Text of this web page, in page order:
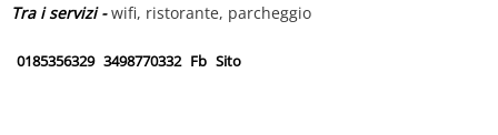
Tra i servizi -wifi, ristorante, parcheggio
0185356329 3498770332 Fb Sito